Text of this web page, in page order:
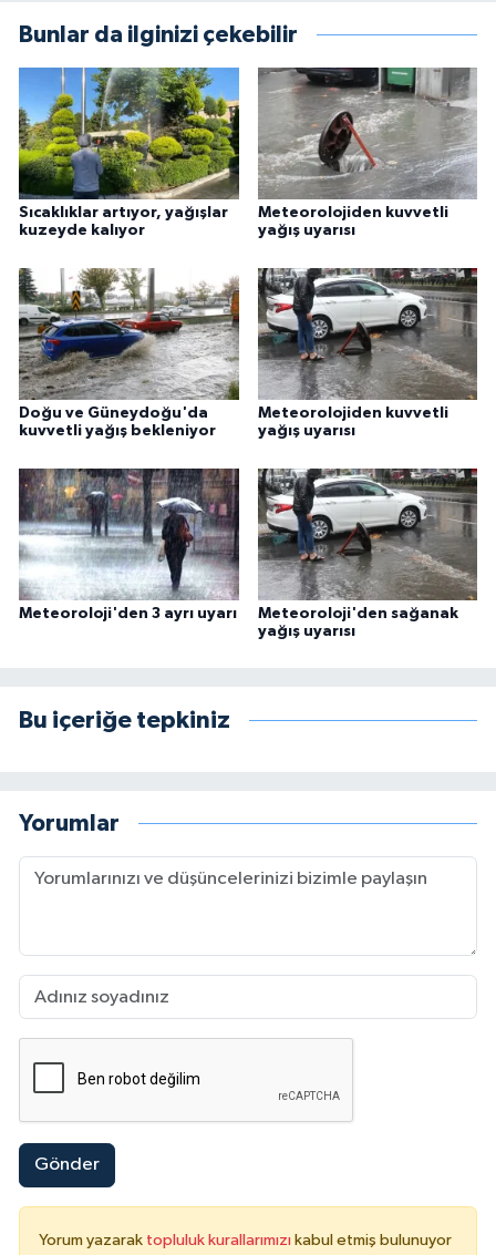
Bunlar da ilginizi çekebilir
Sıcaklıklar artıyor, yağışlar
kuzeyde kalıyor
Meteorolojiden kuvvetli
yağış uyarısı
Doğu ve Güneydoğu'da
kuvvetli yağış bekleniyor
Meteorolojiden kuvvetli
yağış uyarısı
Meteoroloji'den 3 ayrı uyarı
Meteoroloji'den sağanak
yağış uyarısı
Bu içeriğe tepkiniz
Yorumlar
Gönder
Yorum yazarak topluluk kurallarımızı kabul etmiş bulunuyor